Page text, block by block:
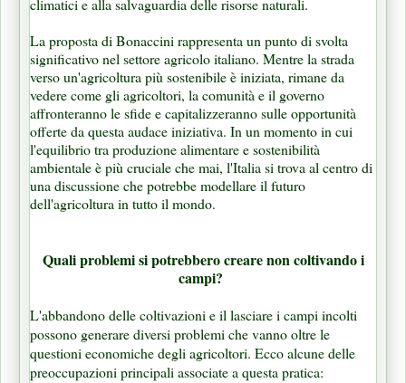
climatici e alla salvaguardia delle risorse naturali.
La proposta di Bonaccini rappresenta un punto di svolta
significativo nel settore agricolo italiano. Mentre la strada
verso un'agricoltura più sostenibile è iniziata, rimane da
vedere come gli agricoltori, la comunità e il governo
affronteranno le sfide e capitalizzeranno sulle opportunità
offerte da questa audace iniziativa. In un momento in cui
l'equilibrio tra produzione alimentare e sostenibilità
ambientale è più cruciale che mai, l'Italia si trova al centro di
una discussione che potrebbe modellare il futuro
dell'agricoltura in tutto il mondo.
Quali problemi si potrebbero creare non coltivando i
campi?
L'abbandono delle coltivazioni e il lasciare i campi incolti
possono generare diversi problemi che vanno oltre le
questioni economiche degli agricoltori. Ecco alcune delle
preoccupazioni principali associate a questa pratica: